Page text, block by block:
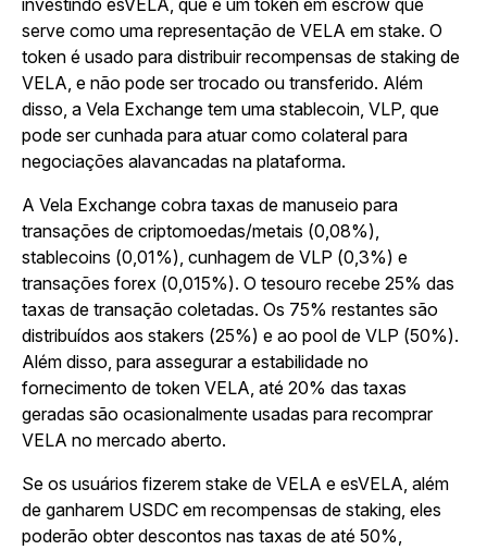
investindo esVELA, que é um token em escrow que
serve como uma representação de VELA em stake. O
token é usado para distribuir recompensas de staking de
VELA, e não pode ser trocado ou transferido. Além
disso, a Vela Exchange tem uma stablecoin, VLP, que
pode ser cunhada para atuar como colateral para
negociações alavancadas na plataforma.
A Vela Exchange cobra taxas de manuseio para
transações de criptomoedas/metais (0,08%),
stablecoins (0,01%), cunhagem de VLP (0,3%) e
transações forex (0,015%). O tesouro recebe 25% das
taxas de transação coletadas. Os 75% restantes são
distribuídos aos stakers (25%) e ao pool de VLP (50%).
Além disso, para assegurar a estabilidade no
fornecimento de token VELA, até 20% das taxas
geradas são ocasionalmente usadas para recomprar
VELA no mercado aberto.
Se os usuários fizerem stake de VELA e esVELA, além
de ganharem USDC em recompensas de staking, eles
poderão obter descontos nas taxas de até 50%,